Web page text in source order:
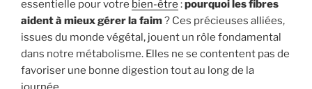
essentielle pour votre bien-être :pourquoi les fibres
aident à mieux gérer la faim? Ces précieuses alliées,
issues du monde végétal, jouent un rôle fondamental
dans notre métabolisme. Elles ne se contentent pas de
favoriser une bonne digestion tout au long de la